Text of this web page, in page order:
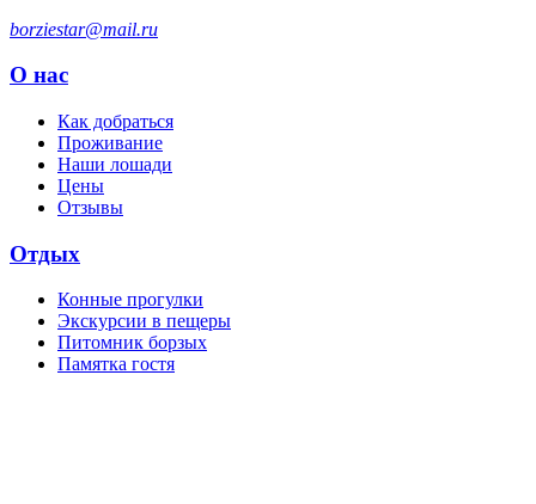
borziestar@mail.ru
О нас
Как добраться
Проживание
Наши лошади
Цены
Отзывы
Отдых
Конные прогулки
Экскурсии в пещеры
Питомник борзых
Памятка гостя